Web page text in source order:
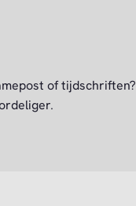
of tijdschriften?